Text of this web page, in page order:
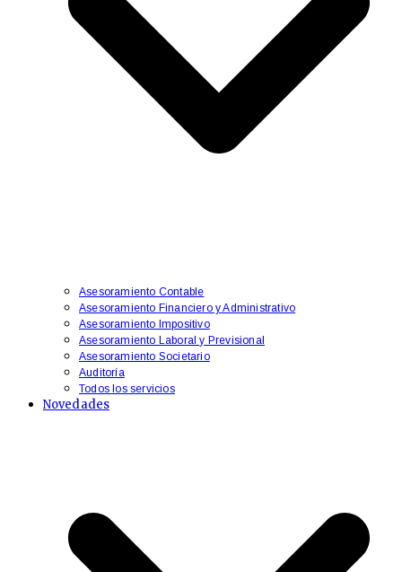
Asesoramiento Contable
Asesoramiento Financiero y Administrativo
​Asesoramiento Impositivo
Asesoramiento Laboral y Previsional
​Asesoramiento Societario
Auditoría
Todos los servicios
Novedades